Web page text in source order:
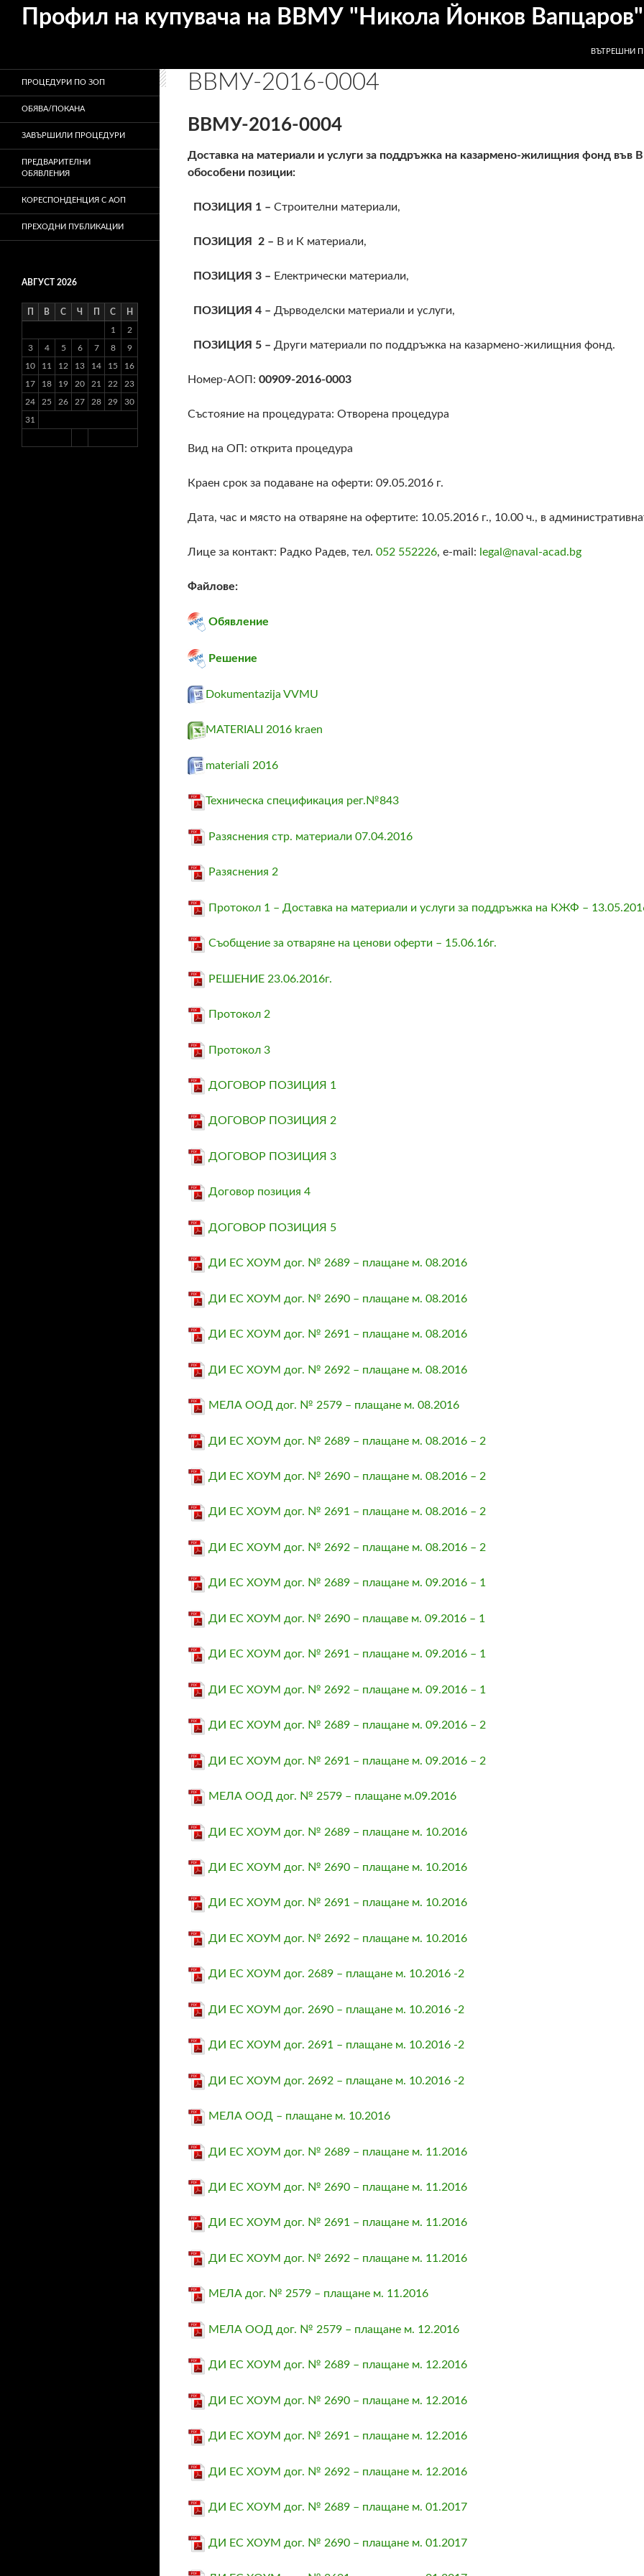
Профил на купувача на ВВМУ "Никола Йонков Вапцаров"
Търсене
ВЪТРЕШНИ
ВВМУ-2016-0004
ВВМУ-2016-0004
Доставка на материали и услуги за поддръжка на казармено-жилищния фонд във
обособени позиции:
ПОЗИЦИЯ 1 – Строителни материали,
ПОЗИЦИЯ 2 – В и К материали,
ПОЗИЦИЯ 3 – Електрически материали,
ПОЗИЦИЯ 4 – Дърводелски материали и услуги,
ПОЗИЦИЯ 5 – Други материали по поддръжка на казармено-жилищния фонд.
Номер-АОП: 00909-2016-0003
Състояние на процедурата: Отворена процедура
Вид на ОП: открита процедура
Краен срок за подаване на оферти: 09.05.2016 г.
Дата, час и място на отваряне на офертите: 10.05.2016 г., 10.00 ч., в
Лице за контакт: Радко Радев, тел. 052 552226, e-mail: legal@naval-acad.bg
Файлове:
Обявление
Решение
Dokumentazija VVMU
MATERIALI 2016 kraen
materiali 2016
Техническа спецификация рег.№843
Разяснения стр. материали 07.04.2016
Разяснения 2
Протокол 1 – Доставка на материали и услуги за поддръжка на КЖФ –
Съобщение за отваряне на ценови оферти – 15.06.16г.
РЕШЕНИЕ 23.06.2016г.
Протокол 2
Протокол 3
ДОГОВОР ПОЗИЦИЯ 1
ДОГОВОР ПОЗИЦИЯ 2
ДОГОВОР ПОЗИЦИЯ 3
Договор позиция 4
ДОГОВОР ПОЗИЦИЯ 5
ДИ ЕС ХОУМ дог. № 2689 – плащане м. 08.2016
ДИ ЕС ХОУМ дог. № 2690 – плащане м. 08.2016
ДИ ЕС ХОУМ дог. № 2691 – плащане м. 08.2016
ДИ ЕС ХОУМ дог. № 2692 – плащане м. 08.2016
МЕЛА ООД дог. № 2579 – плащане м. 08.2016
ДИ ЕС ХОУМ дог. № 2689 – плащане м. 08.2016 – 2
ДИ ЕС ХОУМ дог. № 2690 – плащане м. 08.2016 – 2
ДИ ЕС ХОУМ дог. № 2691 – плащане м. 08.2016 – 2
ДИ ЕС ХОУМ дог. № 2692 – плащане м. 08.2016 – 2
ДИ ЕС ХОУМ дог. № 2689 – плащане м. 09.2016 – 1
ДИ ЕС ХОУМ дог. № 2690 – плащаве м. 09.2016 – 1
ДИ ЕС ХОУМ дог. № 2691 – плащане м. 09.2016 – 1
ДИ ЕС ХОУМ дог. № 2692 – плащане м. 09.2016 – 1
ДИ ЕС ХОУМ дог. № 2689 – плащане м. 09.2016 – 2
ДИ ЕС ХОУМ дог. № 2691 – плащане м. 09.2016 – 2
МЕЛА ООД дог. № 2579 – плащане м.09.2016
ДИ ЕС ХОУМ дог. № 2689 – плащане м. 10.2016
ДИ ЕС ХОУМ дог. № 2690 – плащане м. 10.2016
ДИ ЕС ХОУМ дог. № 2691 – плащане м. 10.2016
ДИ ЕС ХОУМ дог. № 2692 – плащане м. 10.2016
ДИ ЕС ХОУМ дог. 2689 – плащане м. 10.2016 -2
ДИ ЕС ХОУМ дог. 2690 – плащане м. 10.2016 -2
ДИ ЕС ХОУМ дог. 2691 – плащане м. 10.2016 -2
ДИ ЕС ХОУМ дог. 2692 – плащане м. 10.2016 -2
МЕЛА ООД – плащане м. 10.2016
ДИ ЕС ХОУМ дог. № 2689 – плащане м. 11.2016
ДИ ЕС ХОУМ дог. № 2690 – плащане м. 11.2016
ДИ ЕС ХОУМ дог. № 2691 – плащане м. 11.2016
ДИ ЕС ХОУМ дог. № 2692 – плащане м. 11.2016
МЕЛА дог. № 2579 – плащане м. 11.2016
МЕЛА ООД дог. № 2579 – плащане м. 12.2016
ДИ ЕС ХОУМ дог. № 2689 – плащане м. 12.2016
ДИ ЕС ХОУМ дог. № 2690 – плащане м. 12.2016
ДИ ЕС ХОУМ дог. № 2691 – плащане м. 12.2016
ДИ ЕС ХОУМ дог. № 2692 – плащане м. 12.2016
ДИ ЕС ХОУМ дог. № 2689 – плащане м. 01.2017
ДИ ЕС ХОУМ дог. № 2690 – плащане м. 01.2017
ПРОЦЕДУРИ ПО ЗОП
ОБЯВА/ПОКАНА
ЗАВЪРШИЛИ ПРОЦЕДУРИ
ПРЕДВАРИТЕЛНИ
ОБЯВЛЕНИЯ
КОРЕСПОНДЕНЦИЯ С АОП
ПРЕХОДНИ ПУБЛИКАЦИИ
АВГУСТ 2026
П В С Ч П С Н
1 2
3 4 5 6 7 8 9
10 11 12 13 14 15 16
17 18 19 20 21 22 23
24 25 26 27 28 29 30
31